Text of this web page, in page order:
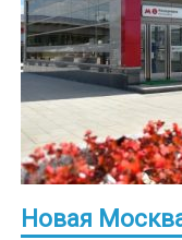
Новая